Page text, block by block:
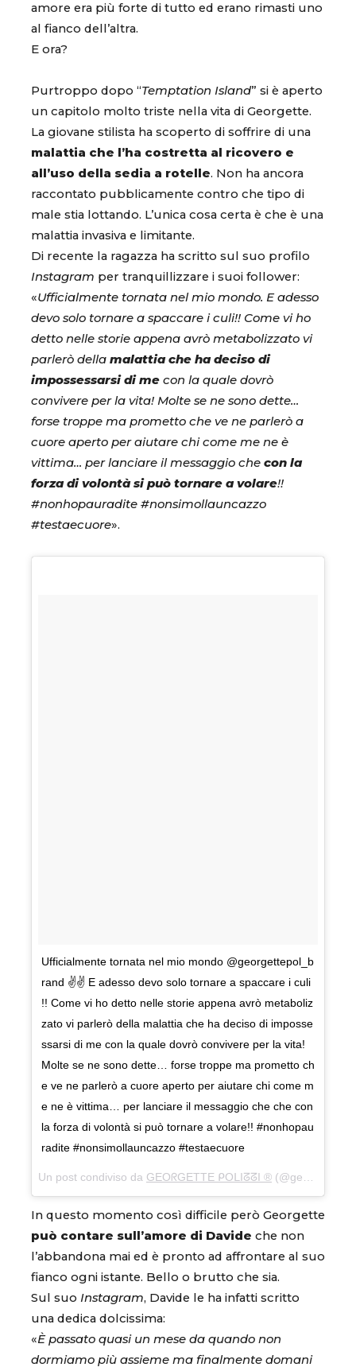
amore era più forte di tutto ed erano rimasti uno
al fianco dell’altra.
E ora?
Purtroppo dopo “Temptation Island” si è aperto
un capitolo molto triste nella vita di Georgette.
La giovane stilista ha scoperto di soffrire di una
malattia che l’ha costretta al ricovero e
all’uso della sedia a rotelle. Non ha ancora
raccontato pubblicamente contro che tipo di
male stia lottando. L’unica cosa certa è che è una
malattia invasiva e limitante.
Di recente la ragazza ha scritto sul suo profilo
Instagram per tranquillizzare i suoi follower:
«Ufficialmente tornata nel mio mondo. E adesso
devo solo tornare a spaccare i culi!! Come vi ho
detto nelle storie appena avrò metabolizzato vi
parlerò della malattia che ha deciso di
impossessarsi di me con la quale dovrò
convivere per la vita! Molte se ne sono dette…
forse troppe ma prometto che ve ne parlerò a
cuore aperto per aiutare chi come me ne è
vittima… per lanciare il messaggio che con la
forza di volontà si può tornare a volare!!
#nonhopauradite #nonsimollauncazzo
#testaecuore».
Ufficialmente tornata nel mio mondo @georgettepol_b
rand ✌✌ E adesso devo solo tornare a spaccare i culi
!! Come vi ho detto nelle storie appena avrò metaboliz
zato vi parlerò della malattia che ha deciso di imposse
ssarsi di me con la quale dovrò convivere per la vita!
Molte se ne sono dette… forse troppe ma prometto ch
e ve ne parlerò a cuore aperto per aiutare chi come m
e ne è vittima… per lanciare il messaggio che che con
la forza di volontà si può tornare a volare!! #nonhopau
radite #nonsimollauncazzo #testaecuore
Un post condiviso da GEOᖇGETTE ᑭOᒪIᘔᘔI ® (@georgettepol) in data:
In questo momento così difficile però Georgette
può contare sull’amore di Davide che non
l’abbandona mai ed è pronto ad affrontare al suo
fianco ogni istante. Bello o brutto che sia.
Sul suo Instagram, Davide le ha infatti scritto
una dedica dolcissima:
«È passato quasi un mese da quando non
dormiamo più assieme ma finalmente domani